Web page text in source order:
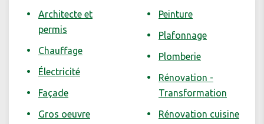
Architecte et
permis
Chauffage
Électricité
Façade
Gros oeuvre
Peinture
Plafonnage
Plomberie
Rénovation -
Transformation
Rénovation cuisine